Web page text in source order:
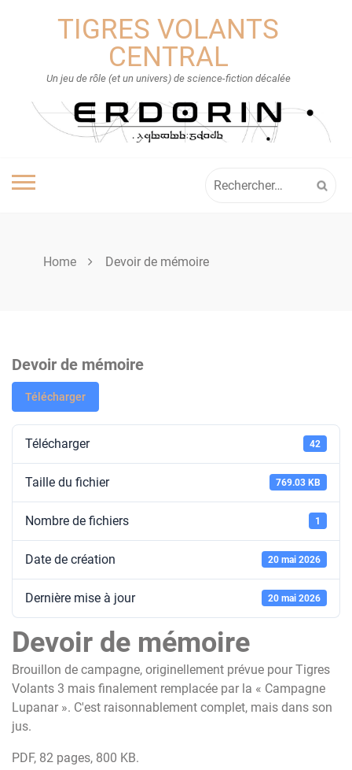
TIGRES VOLANTS
CENTRAL
Un jeu de rôle (et un univers) de science-fiction décalée
Home Devoir de mémoire
Devoir de mémoire
Télécharger
Télécharger 42
Taille du fichier 769.03 KB
Nombre de fichiers 1
Date de création 20 mai 2026
Dernière mise à jour 20 mai 2026
Devoir de mémoire
Brouillon de campagne, originellement prévue pour Tigres
Volants 3 mais finalement remplacée par la « Campagne
Lupanar ». C'est raisonnablement complet, mais dans son
jus.
PDF, 82 pages, 800 KB.